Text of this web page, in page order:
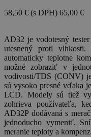
58,50 € (s DPH) 65,00 €
AD32 je vodotesný
utesnený proti
automaticky teplotne
možné zobraziť v
vodivosti/TDS (CONV)
sú vysoko presné vďaka
LCD. Modely sú tiež
zohrieva používateľa,
AD32P dodávaná s
jednoducho vymeniť.
meranie teploty a